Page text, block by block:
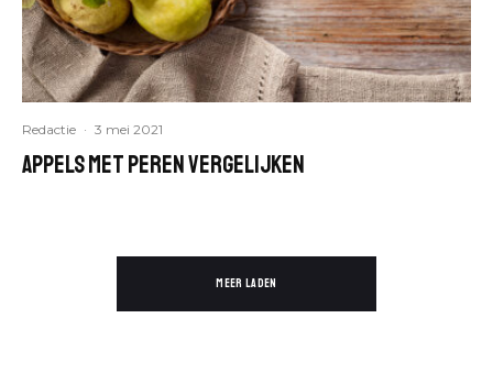
Redactie · 3 mei 2021
Appels met peren vergelijken
MEER LADEN